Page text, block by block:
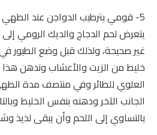
5- قومي بترطيب الدواجن عند الطهي
يتعرض لحم الدجاج والديك الرومي
غير صحيحة، ولذلك قبل وضع الطيور
خليط من الزيت والأعشاب وندهن هذا
العلوي للطائر وفي منتصف مدة
الجانب الآخر ودهنه بنفس الخليط
بالتساوي إلى اللحم وأن يبقى لذيذ